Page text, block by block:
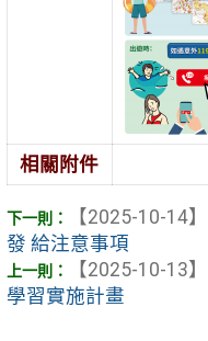
相關附件
【2025-10-14】
發 給注意事項
【2025-10-13】
學習實施計畫